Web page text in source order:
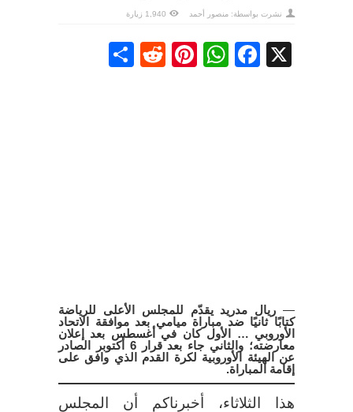
نشرت بواسطة: منصور أحمد 1,940 زيارة
X
Facebook
WhatsApp
Pinterest
Reddit
— ريال مدريد يقدّم للمجلس الأعلى للرياضة
كتابًا ثانيًا ضد مباراة ميامي بعد موافقة الاتحاد
الأوروبي … الأول كان في أغسطس بعد إعلان
معارضته؛ والثاني جاء بعد قرار 6 أكتوبر الصادر
عن الهيئة الأوروبية لكرة القدم الذي وافق على
إقامة المباراة.
هذا الثلاثاء، أخبرناكم أن المجلس